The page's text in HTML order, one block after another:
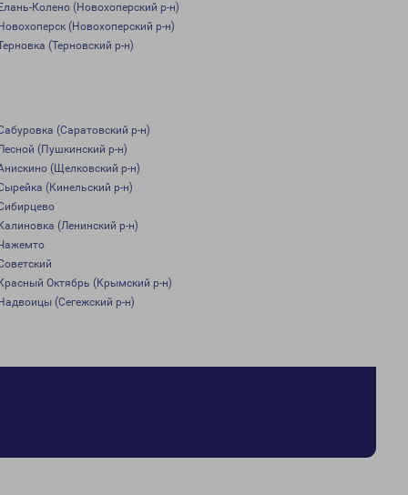
Колено (Новохоперский р-н)
(Новохоперский р-н)
(Терновский р-н)
(Саратовский р-н)
(Пушкинский р-н)
(Щелковский р-н)
(Кинельский р-н)
(Ленинский р-н)
Октябрь (Крымский р-н)
(Сегежский р-н)